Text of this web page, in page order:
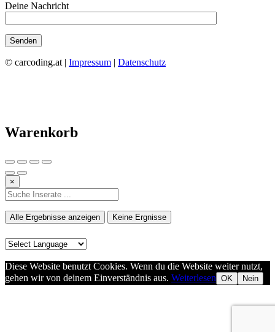
Deine Nachricht
© carcoding.at | Impressum | Datenschutz
Warenkorb
×
Alle Ergebnisse anzeigen Keine Ergnisse
Diese Website benutzt Cookies. Wenn du die Website weiter nutzt,
gehen wir von deinem Einverständnis aus. Weiterlesen OK Nein